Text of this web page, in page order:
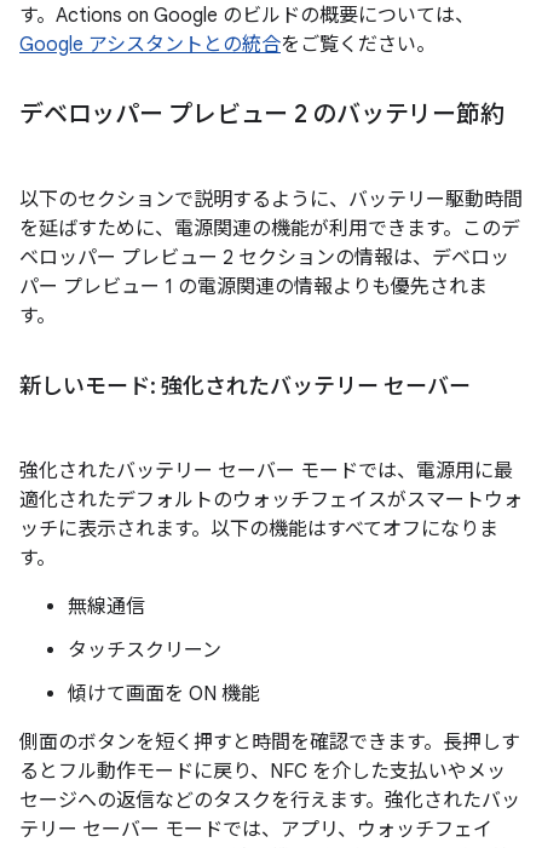
す。Actions on Google のビルドの概要については、
Google アシスタントとの統合をご覧ください。
デベロッパー プレビュー 2 のバッテリー節約
以下のセクションで説明するように、バッテリー駆動時間
を延ばすために、電源関連の機能が利用できます。このデ
ベロッパー プレビュー 2 セクションの情報は、デベロッ
パー プレビュー 1 の電源関連の情報よりも優先されま
す。
新しいモード: 強化されたバッテリー セーバー
強化されたバッテリー セーバー モードでは、電源用に最
適化されたデフォルトのウォッチフェイスがスマートウォ
ッチに表示されます。以下の機能はすべてオフになりま
す。
無線通信
タッチスクリーン
傾けて画面を ON 機能
側面のボタンを短く押すと時間を確認できます。長押しす
るとフル動作モードに戻り、NFC を介した支払いやメッ
セージへの返信などのタスクを行えます。強化されたバッ
テリー セーバー モードでは、アプリ、ウォッチフェイ